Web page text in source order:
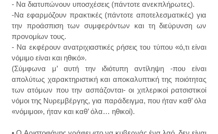
- Nα διατυπώνουν υποσχέσεις (πάντοτε ανεκπλήρωτες).
-Nα εφαρμόζουν πρακτικές (πάντοτε αποτελεσματικές) για
την προάσπιση των συμφερόντων και τη διεύρυνση ων
προνομίων τους.
- Nα εκφέρουν ανατριχιαστικές ρήσεις του τύπου «ό,τι είναι
νόμιμο είναι και ηθικό».
(Σύμφωνα μ’ αυτή την ιδιότυπη αντίληψη -που είναι
απολύτως χαρακτηριστική και αποκαλυπτική της ποιότητας
των ατόμων που την ασπάζονται- οι χιτλερικοί ρατσιστικοί
νόμοι της Νυρεμβέργης, για παράδειγμα, που ήταν καθ’ όλα
«νόμιμοι», ήταν και καθ’ όλα… ηθικοί).